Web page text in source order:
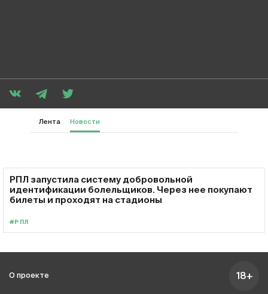
Лента Новости
РПЛ запустила систему добровольной
идентификации болельщиков. Через нее покупают
билеты и проходят на стадионы
#РПЛ
О проекте 18+